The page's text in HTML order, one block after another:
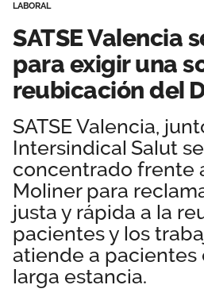
Delegados Sindicales
Estructura organizativa
Transparencia
Secciones sindicales
Servicios
Ventajas
Actualidad
Temas
Noticias
Sala de prensa
Normativa
Publicaciones
Vídeos
Contáctanos
Área
Únete
LABORAL
SATSE Valencia
para exigir una
reubicación del
SATSE Valencia,
Intersindical Salut
concentrado frente
Moliner para
justa y rápida a la
pacientes y los
atiende a pacientes
larga estancia.